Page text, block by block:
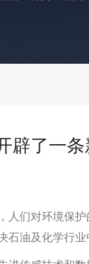
辟了一
们对环境保护
石油及化学行